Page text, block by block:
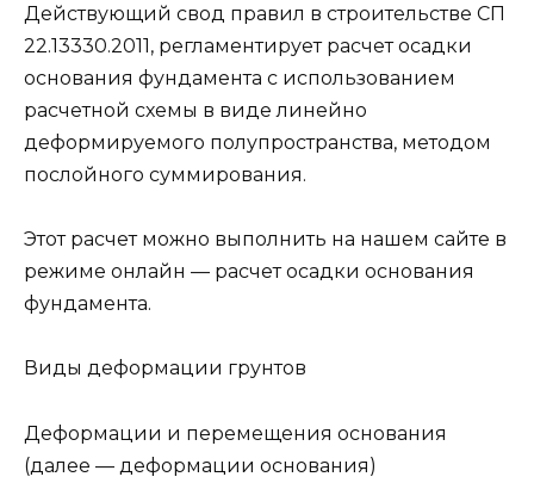
Действующий свод правил в строительстве СП
22.13330.2011, регламентирует расчет осадки
основания фундамента с использованием
расчетной схемы в виде линейно
деформируемого полупространства, методом
послойного суммирования.
Этот расчет можно выполнить на нашем сайте в
режиме онлайн — расчет осадки основания
фундамента.
Виды деформации грунтов
Деформации и перемещения основания
(далее — деформации основания)